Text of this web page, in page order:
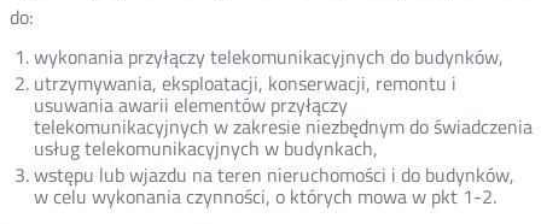
do:
wykonania przyłączy telekomunikacyjnych do budynków,
utrzymywania, eksploatacji, konserwacji, remontu i
usuwania awarii elementów przyłączy
telekomunikacyjnych w zakresie niezbędnym do świadczenia
usług telekomunikacyjnych w budynkach,
wstępu lub wjazdu na teren nieruchomości i do budynków,
w celu wykonania czynności, o których mowa w pkt 1-2.